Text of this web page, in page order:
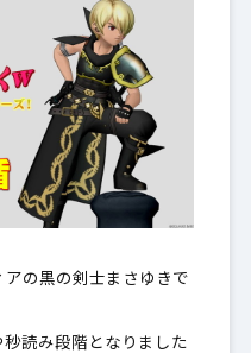
アの黒の剣士まさゆきで
読み段階となりました